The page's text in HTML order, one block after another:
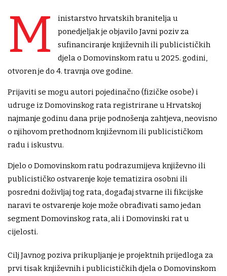
M
inistarstvo hrvatskih branitelja u
ponedjeljak je objavilo Javni poziv za
sufinanciranje književnih ili publicističkih
djela o Domovinskom ratu u 2025. godini,
otvoren je do 4. travnja ove godine.
Prijaviti se mogu autori pojedinačno (fizičke osobe) i
udruge iz Domovinskog rata registrirane u Hrvatskoj
najmanje godinu dana prije podnošenja zahtjeva, neovisno
o njihovom prethodnom književnom ili publicističkom
radu i iskustvu.
Djelo o Domovinskom ratu podrazumijeva književno ili
publicističko ostvarenje koje tematizira osobni ili
posredni doživljaj tog rata, događaj stvarne ili fikcijske
naravi te ostvarenje koje može obrađivati samo jedan
segment Domovinskog rata, ali i Domovinski rat u
cijelosti.
Cilj Javnog poziva prikupljanje je projektnih prijedloga za
prvi tisak književnih i publicističkih djela o Domovinskom